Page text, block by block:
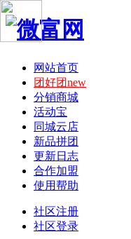
网站首页
团好团new
分销商城
活动宝
同城云店
新品拼团
更新日志
合作加盟
使用帮助
社区注册
社区登录